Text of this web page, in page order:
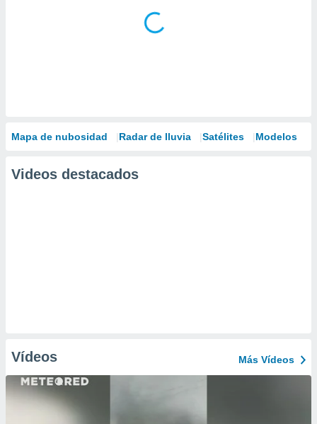
Mapa de nubosidad Radar de lluvia Satélites Modelos
Videos destacados
Vídeos Más Vídeos